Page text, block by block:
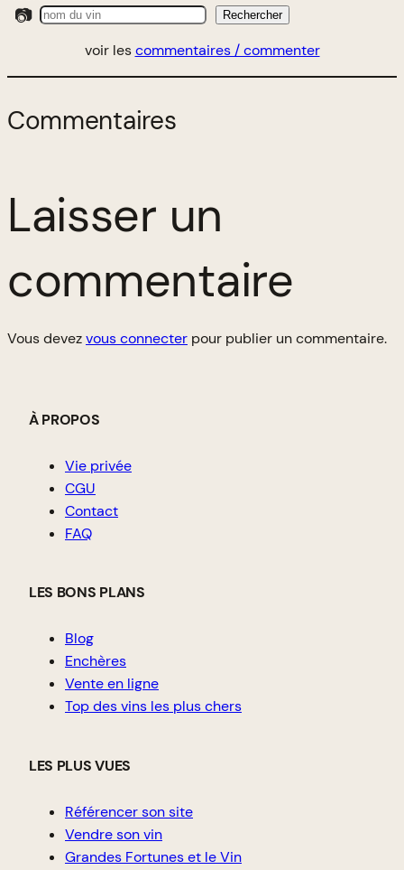
📷 Rechercher
voir lescommentaires / commenter
Commentaires
Laisser un
commentaire
Vous devezvous connecter pour publier un commentaire.
À PROPOS
Vie privée
CGU
Contact
FAQ
LES BONS PLANS
Blog
Enchères
Vente en ligne
Top des vins les plus chers
LES PLUS VUES
Référencer son site
Vendre son vin
Grandes Fortunes et le Vin